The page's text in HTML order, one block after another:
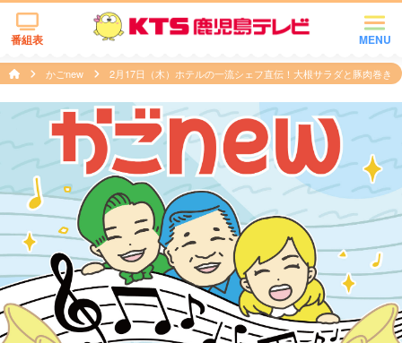
MENU
番組表
かごnew 2月17日（木）ホテルの一流シェフ直伝！大根サラダと豚肉巻き